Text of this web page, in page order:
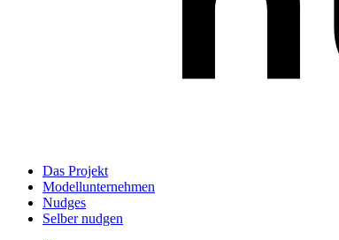
Das Projekt
Modellunternehmen
Nudges
Selber nudgen